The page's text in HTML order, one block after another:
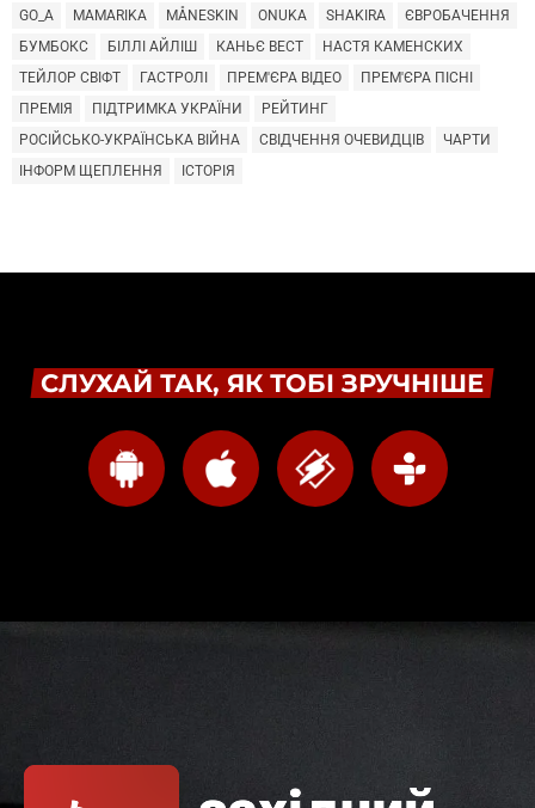
GO_A
MAMARIKA MÅNESKIN ONUKA SHAKIRA
ЄВРОБАЧЕННЯ
БУМБОКС
БІЛЛІ АЙЛІШ КАНЬЄ ВЕСТ
НАСТЯ КАМЕНСКИХ
ТЕЙЛОР СВІФТ
ГАСТРОЛІ ПРЕМ'ЄРА ВІДЕО
ПРЕМ'ЄРА ПІСНІ
ПРЕМІЯ
ПІДТРИМКА УКРАЇНИ
РЕЙТИНГ
РОСІЙСЬКО-УКРАЇНСЬКА ВІЙНА
СВІДЧЕННЯ ОЧЕВИДЦІВ
ЧАРТИ
ІНФОРМ ЩЕПЛЕННЯ
ІСТОРІЯ
СЛУХАЙ ТАК, ЯК ТОБІ ЗРУЧНІШЕ